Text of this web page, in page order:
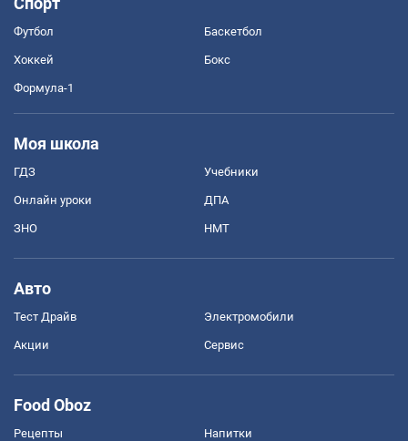
Футбол Баскетбол
Хоккей Бокс
Формула-1
Моя школа
ГДЗ Учебники
Онлайн уроки ДПА
ЗНО НМТ
Авто
Тест Драйв Электромобили
Акции Сервис
Food Oboz
Рецепты Напитки